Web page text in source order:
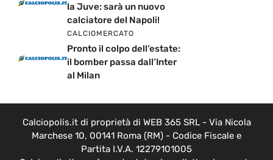
la Juve: sarà un nuovo
calciatore del Napoli!
CALCIOMERCATO
Pronto il colpo dell’estate:
il bomber passa dall’Inter
al Milan
Calciopolis.it di proprietà di WEB 365 SRL - Via Nicola
Marchese 10, 00141 Roma (RM) - Codice Fiscale e
Partita I.V.A. 12279101005